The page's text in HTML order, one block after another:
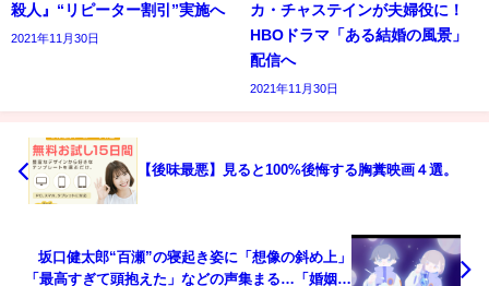
殺人』“リピーター割引”実施へ
2021年11月30日
カ・チャステインが夫婦役に！
HBOドラマ「ある結婚の風景」
配信へ
2021年11月30日
【後味最悪】見ると100%後悔する胸糞映画４選。
坂口健太郎“百瀬”の寝起き姿に「想像の斜め上」
「最高すぎて頭抱えた」などの声集まる…「婚姻届